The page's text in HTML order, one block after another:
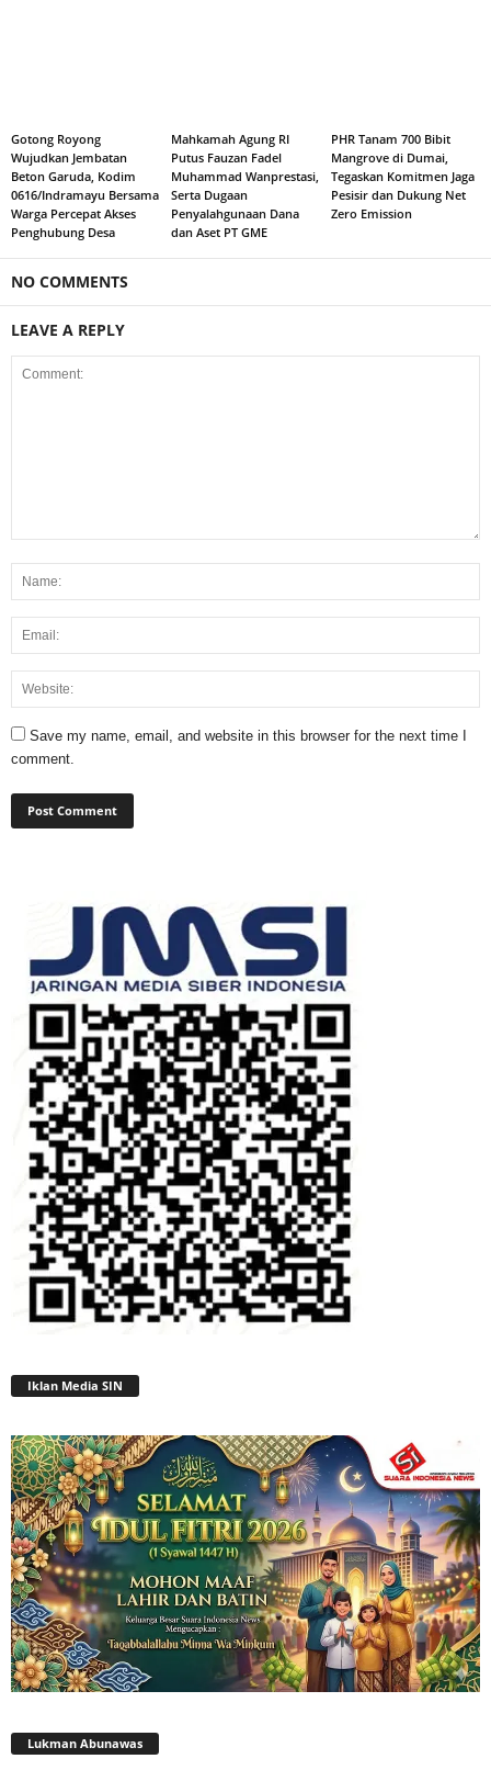
Gotong Royong
Wujudkan Jembatan
Beton Garuda, Kodim
0616/Indramayu Bersama
Warga Percepat Akses
Penghubung Desa
Mahkamah Agung RI
Putus Fauzan Fadel
Muhammad Wanprestasi,
Serta Dugaan
Penyalahgunaan Dana
dan Aset PT GME
PHR Tanam 700 Bibit
Mangrove di Dumai,
Tegaskan Komitmen Jaga
Pesisir dan Dukung Net
Zero Emission
NO COMMENTS
LEAVE A REPLY
Save my name, email, and website in this browser for the next time I
comment.
Iklan Media SIN
Lukman Abunawas